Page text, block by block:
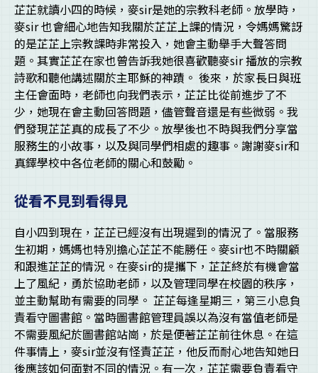
芷芷就讀小四的時候，麥sir是她的宗教科老師。放學時，
麥sir 也會細心地告知我關於芷芷上課的情況，令媽媽驚訝
的是芷芷上宗教課時非常投入，她會主動舉手大聲答問
題。其實芷芷在家也曾告訴我她很喜歡聽麥sir 播放的宗教
詩歌和聽他講述關於主耶穌的神蹟。 後來，於家長日與班
主任會面時，老師也向我們表示，芷芷比從前進步了不
少，她現在會主動回答問題，儘管聲音還是有些微弱。我
們發現芷芷真的成長了不少。放學後也不時與我們分享當
服務生的小故事，以及與同學們相處的趣事。謝謝麥sir和
真鐸學校中各位老師的關心和鼓勵。
從看不見到看得見
自小四到現在，芷芷已經沒有出現遲到的情況了。當服務
生初期，媽媽也特別擔心芷芷不能勝任。麥sir也不時關顧
和跟進芷芷的情況。在麥sir的提攜下，芷芷終於有機會當
上了風紀，勇於協助老師，以及管理同學在校園的秩序，
並主動幫助有需要的同學。 芷芷每逢星期三，第三小息負
責看守圖書館。當時圖書館管理員誤以為沒有當值老師是
不需要風紀於圖書館站崗，於是便著芷芷前往休息。在這
件事情上，麥sir並沒有怪責芷芷，他反而耐心地告知她日
後應該如何面對不同的情況。有一次，芷芷需要負責看守